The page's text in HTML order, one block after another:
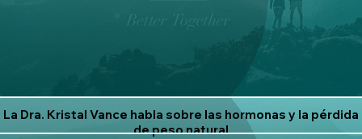
La Dra. Kristal Vance habla sobre las hormonas y la pérdida
de peso natural